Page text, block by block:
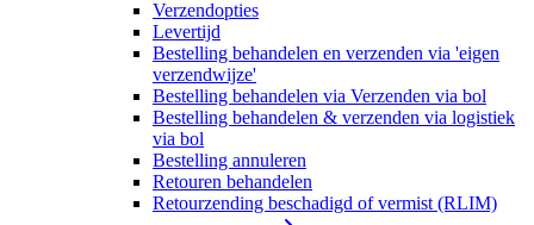
Verzendopties
Levertijd
Bestelling behandelen en verzenden via 'eigen
verzendwijze'
Bestelling behandelen via Verzenden via bol
Bestelling behandelen & verzenden via logistiek
via bol
Bestelling annuleren
Retouren behandelen
Retourzending beschadigd of vermist (RLIM)